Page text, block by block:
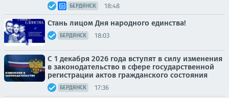
БЕРДЯНСК 18:48
Стань лицом Дня народного единства!
БЕРДЯНСК 18:03
С 1 декабря 2026 года вступят в силу изменения
в законодательство в сфере государственной
регистрации актов гражданского состояния
БЕРДЯНСК 17:36